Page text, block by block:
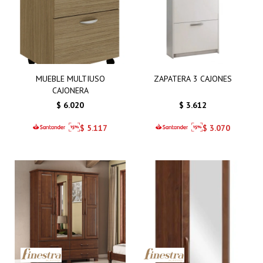
MUEBLE MULTIUSO
CAJONERA
$ 6.020
$ 5.117
ZAPATERA 3 CAJONES
$ 3.612
$ 3.070